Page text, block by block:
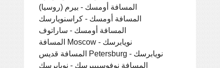
المسافة أومسك - بيرم (روسيا)
المسافة أومسك - كراسنويارسك
المسافة أومسك - ساراتوف
المسافة Moscow - نويابرسك
المسافة قديس Petersburg - نويابرسك
المسافة نوفوسيبيرسك - نويابرسك